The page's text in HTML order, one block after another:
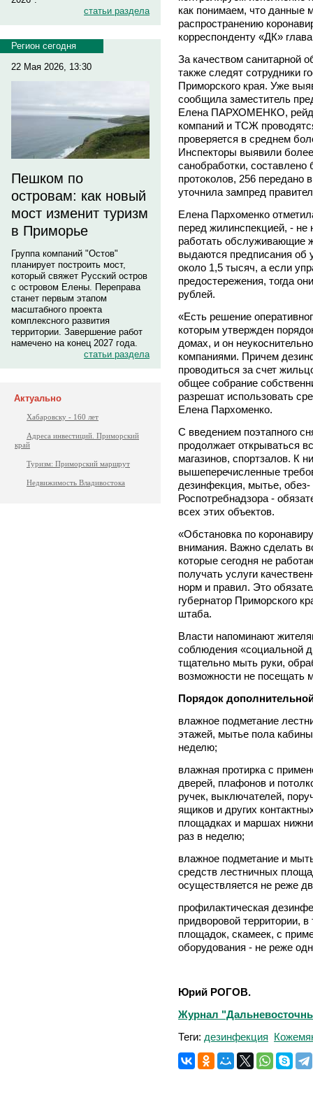
статьи раздела
Регион сегодня
22 Мая 2026, 13:30
Пешком по
островам: как новый
мост изменит туризм
в Приморье
Группа компаний "Остов"
планирует построить мост,
который свяжет Русский остров
с островом Елены. Переправа
станет первым этапом
масштабного проекта
комплексного развития
территории. Завершение работ
намечено на конец 2027 года.
статьи раздела
Актуально
Хабаровску - 160 лет
Адреса инвестиций. Приморский
край
Туризм: Приморский маршрут
Недвижимость Владивостока
как понимаем, что данные
распространению
корреспонденту «ДК»
За качеством санитарной
также следят сотрудники
Приморского края. Уже
сообщила заместитель
Елена ПАРХОМЕНКО,
компаний и ТСЖ
проверяется в среднем
Инспекторы выявили
санобработки,
протоколов, 256 передано
уточнила зампред
Елена Пархоменко
перед жилинспекцией, - не
работать обслуживающие
выдаются предписания об
около 1,5 тысяч, а если
предостережения, тогда
рублей.
«Есть решение
которым утвержден
домах, и он
компаниями. Причем
проводиться за счет
общее собрание
разрешат использовать
Елена Пархоменко.
С введением поэтапного
продолжает открываться
магазинов, спортзалов. К
вышеперечисленные
дезинфекция, мытье,
Роспотребнадзора -
всех этих объектов.
«Обстановка по
внимания. Важно сделать
которые сегодня не
получать услуги
норм и правил. Это
губернатор Приморского
штаба.
Власти напоминают
соблюдения «социальной
тщательно мыть руки,
возможности не посещать
Порядок
влажное подметание
этажей, мытье пола
неделю;
влажная протирка с
дверей, плафонов и
ручек, выключателей,
ящиков и других
площадках и маршах
раз в неделю;
влажное подметание и
средств лестничных
осуществляется не реже
профилактическая
придворовой территории,
площадок, скамеек, с
оборудования - не реже
Юрий РОГОВ.
Журнал
Теги: дезинфекция